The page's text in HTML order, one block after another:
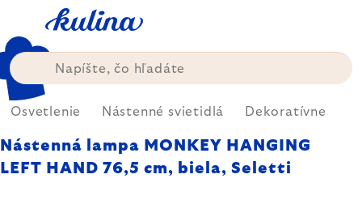
obsah
Osvetlenie Nástenné svietidlá Dekoratívne
Nástenná lampa MONKEY HANGING
LEFT HAND 76,5 cm, biela, Seletti